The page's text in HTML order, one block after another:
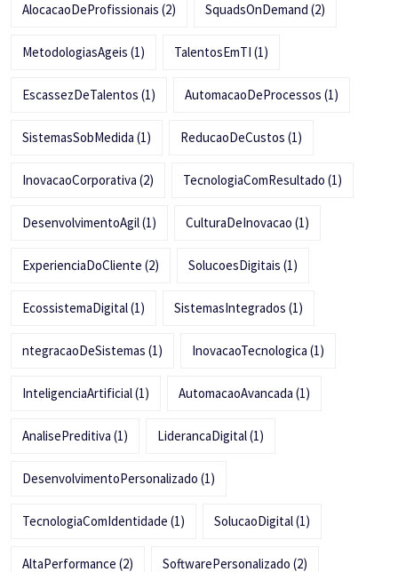
AlocacaoDeProfissionais (2) SquadsOnDemand (2)
MetodologiasAgeis (1) TalentosEmTI (1)
EscassezDeTalentos (1) AutomacaoDeProcessos (1)
SistemasSobMedida (1) ReducaoDeCustos (1)
InovacaoCorporativa (2) TecnologiaComResultado (1)
DesenvolvimentoAgil(1) CulturaDeInovacao (1)
ExperienciaDoCliente (2) SolucoesDigitais (1)
EcossistemaDigital(1) SistemasIntegrados (1)
ntegracaoDeSistemas (1) InovacaoTecnologica (1)
InteligenciaArtificial(1) AutomacaoAvancada (1)
AnalisePreditiva (1) LiderancaDigital(1)
DesenvolvimentoPersonalizado (1)
TecnologiaComIdentidade (1) SolucaoDigital(1)
AltaPerformance (2) SoftwarePersonalizado (2)